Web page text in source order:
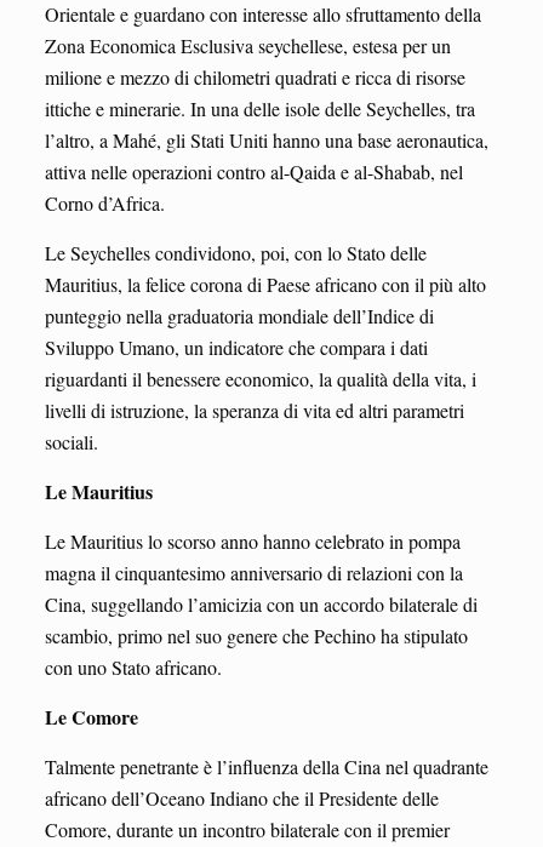
Orientale e guardano con interesse allo sfruttamento della
Zona Economica Esclusiva seychellese, estesa per un
milione e mezzo di chilometri quadrati e ricca di risorse
ittiche e minerarie. In una delle isole delle Seychelles, tra
l’altro, a Mahé, gli Stati Uniti hanno una base aeronautica,
attiva nelle operazioni contro al-Qaida e al-Shabab, nel
Corno d’Africa.
Le Seychelles condividono, poi, con lo Stato delle
Mauritius, la felice corona di Paese africano con il più alto
punteggio nella graduatoria mondiale dell’Indice di
Sviluppo Umano, un indicatore che compara i dati
riguardanti il benessere economico, la qualità della vita, i
livelli di istruzione, la speranza di vita ed altri parametri
sociali.
Le Mauritius
Le Mauritius lo scorso anno hanno celebrato in pompa
magna il cinquantesimo anniversario di relazioni con la
Cina, suggellando l’amicizia con un accordo bilaterale di
scambio, primo nel suo genere che Pechino ha stipulato
con uno Stato africano.
Le Comore
Talmente penetrante è l’influenza della Cina nel quadrante
africano dell’Oceano Indiano che il Presidente delle
Comore, durante un incontro bilaterale con il premier